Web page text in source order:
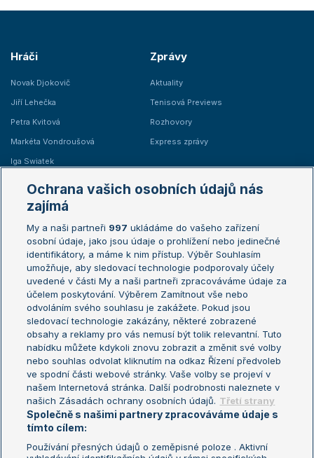
Hráči
Novak Djokovič
Jiří Lehečka
Petra Kvitová
Markéta Vondroušová
Iga Swiatek
Zprávy
Aktuality
Tenisová Previews
Rozhovory
Express zprávy
Žebříčky
Žebříček ATP (muži)
Žebříček WTA (ženy)
Sázkařský žebříček
Australian Open
French Open
Wimbledon
US Open
Turnaj mistrů
Turnaj mistryň
Aktualní trendy
Fotbalové přestupy
Livesport Daily
LS Prague Open
Ochrana vašich osobních údajů nás
zajímá
My a naši partneři 997 ukládáme do vašeho zařízení
osobní údaje, jako jsou údaje o prohlížení nebo jedinečné
identifikátory, a máme k nim přístup. Výběr Souhlasím
umožňuje, aby sledovací technologie podporovaly účely
uvedené v části My a naši partneři zpracováváme údaje za
účelem poskytování. Výběrem Zamítnout vše nebo
odvoláním svého souhlasu je zakážete. Pokud jsou
sledovací technologie zakázány, některé zobrazené
obsahy a reklamy pro vás nemusí být tolik relevantní. Tuto
nabídku můžete kdykoli znovu zobrazit a změnit své volby
nebo souhlas odvolat kliknutím na odkaz Řízení předvoleb
ve spodní části webové stránky. Vaše volby se projeví v
našem Internetová stránka. Další podrobnosti naleznete v
našich Zásadách ochrany osobních údajů. Třetí strany
Společně s našimi partnery zpracováváme údaje s
tímto cílem:
Používání přesných údajů o zeměpisné poloze . Aktivní